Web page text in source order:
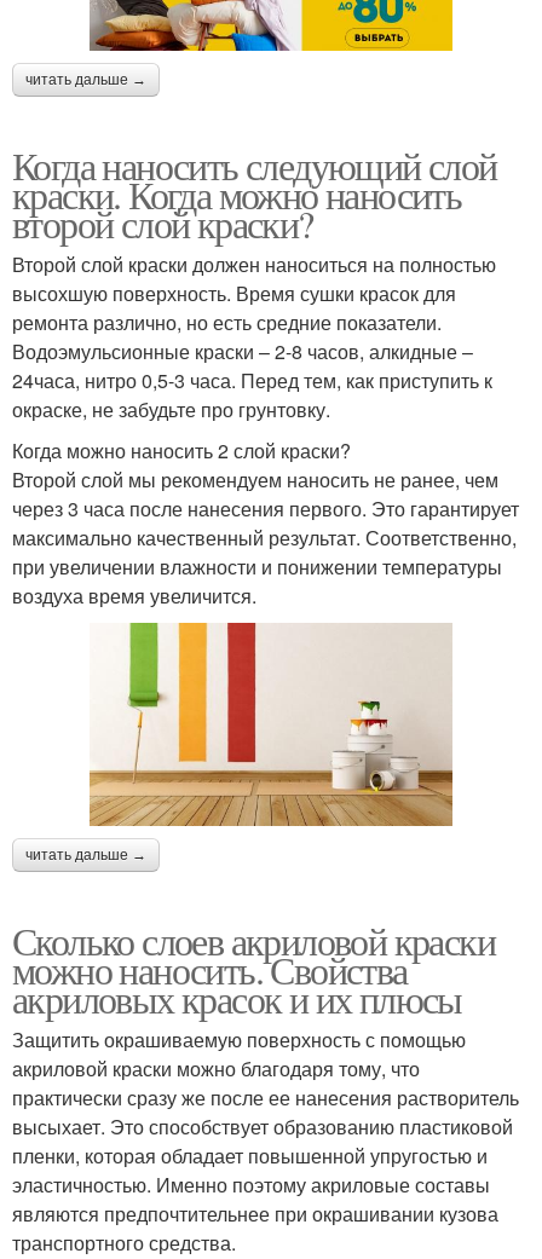
читать дальше →
Когда наносить следующий слой
краски. Когда можно наносить
второй слой краски?
Второй слой краски должен наноситься на полностью
высохшую поверхность. Время сушки красок для
ремонта различно, но есть средние показатели.
Водоэмульсионные краски – 2-8 часов, алкидные –
24часа, нитро 0,5-3 часа. Перед тем, как приступить к
окраске, не забудьте про грунтовку.
Когда можно наносить 2 слой краски?
Второй слой мы рекомендуем наносить не ранее, чем
через 3 часа после нанесения первого. Это гарантирует
максимально качественный результат. Соответственно,
при увеличении влажности и понижении температуры
воздуха время увеличится.
читать дальше →
Сколько слоев акриловой краски
можно наносить. Свойства
акриловых красок и их плюсы
Защитить окрашиваемую поверхность с помощью
акриловой краски можно благодаря тому, что
практически сразу же после ее нанесения растворитель
высыхает. Это способствует образованию пластиковой
пленки, которая обладает повышенной упругостью и
эластичностью. Именно поэтому акриловые составы
являются предпочтительнее при окрашивании кузова
транспортного средства.